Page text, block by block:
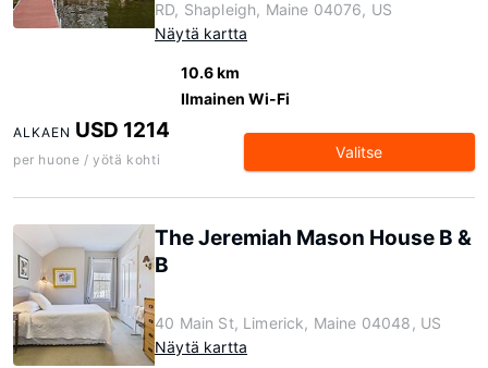
RD, Shapleigh, Maine 04076, US
Näytä kartta
10.6 km
Ilmainen Wi-Fi
ALKAEN USD 1214
per huone / yötä kohti Valitse
The Jeremiah Mason House B &
B
40 Main St, Limerick, Maine 04048, US
Näytä kartta